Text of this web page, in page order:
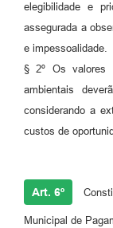
elegibilidade e
assegurada a
e impessoalidade.
§ 2º Os valores
ambientais
considerando a
custos de
Art. 6º
Municipal de